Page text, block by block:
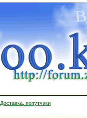
Доставка, попутчики